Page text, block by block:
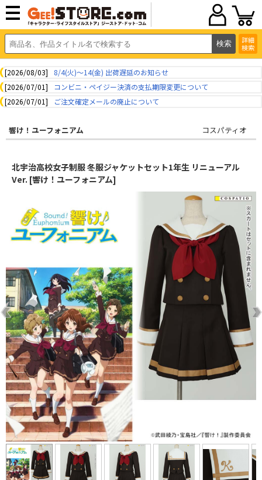
詳細
検索
[2026/08/03]
8/4(火)～14(金) 出荷遅延のお知らせ
[2026/07/01]
コンビニ・ペイジー決済の支払期限変更について
[2026/07/01]
ご注文確定メールの廃止について
響け！ユーフォニアム コスパティオ
北宇治高校女子制服 冬服ジャケットセット1年生 リニューアル
Ver. [響け！ユーフォニアム]